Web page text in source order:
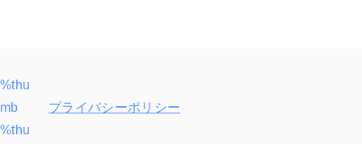
投
稿
%thu
mb
プライバシーポリシー
%thu